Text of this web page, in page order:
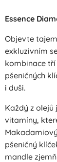
Essence
Objevte
exkluzivním
kombinace
pšeničných
i duši.
Každý z olejů
vitamíny,
pšeničný
mandle